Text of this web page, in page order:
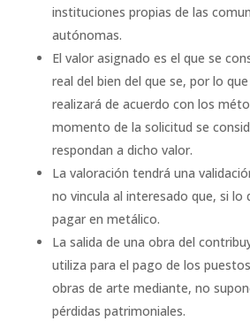
instituciones propias de las
autónomas.
El valor asignado es el que se
real del bien del que se, por lo
realizará de acuerdo con los
momento de la solicitud se
respondan a dicho valor.
La valoración tendrá una
no vincula al interesado que, si lo
pagar en metálico.
La salida de una obra del
utiliza para el pago de los
obras de arte mediante, no
pérdidas patrimoniales.